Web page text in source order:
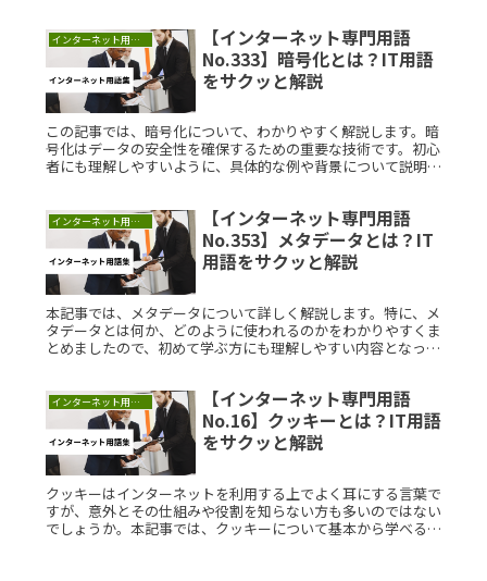
インターネット用語集
【インターネット専門用語
No.333】暗号化とは？IT用語
をサクッと解説
この記事では、暗号化について、わかりやすく解説します。暗
号化はデータの安全性を確保するための重要な技術です。初心
者にも理解しやすいように、具体的な例や背景について説明し
インターネット用語集
【インターネット専門用語
No.353】メタデータとは？IT
用語をサクッと解説
本記事では、メタデータについて詳しく解説します。特に、メ
タデータとは何か、どのように使われるのかをわかりやすくま
とめましたので、初めて学ぶ方にも理解しやすい内容となって
インターネット用語集
【インターネット専門用語
No.16】クッキーとは？IT用語
をサクッと解説
クッキーはインターネットを利用する上でよく耳にする言葉で
すが、意外とその仕組みや役割を知らない方も多いのではない
でしょうか。本記事では、クッキーについて基本から学べるよ